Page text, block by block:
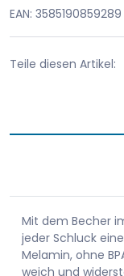
EAN: 3585190859289
Teile diesen Artikel:
Mit dem Becher
jeder Schluck
Melamin, ohne
weich und